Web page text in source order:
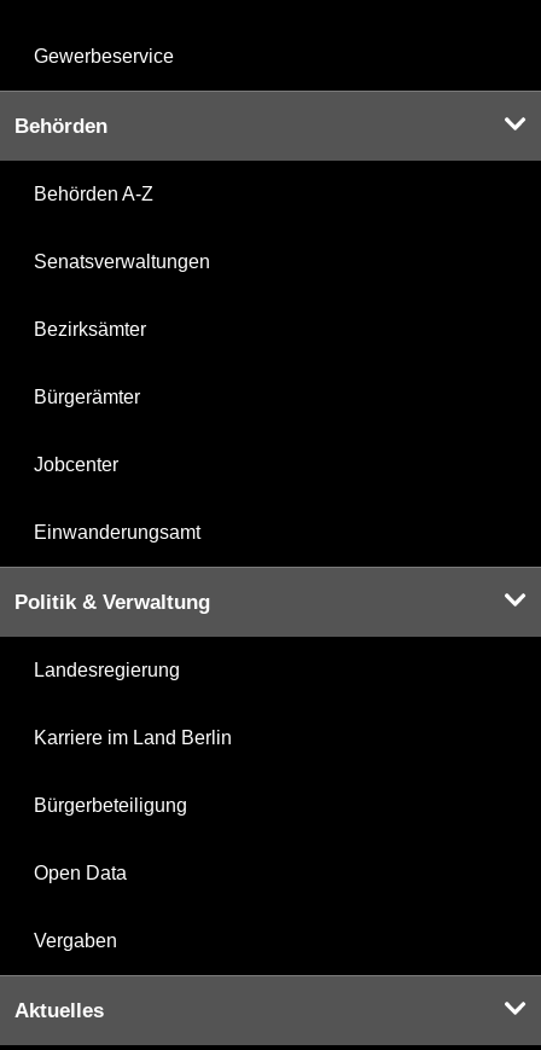
Gewerbeservice
Behörden
Behörden A-Z
Senatsverwaltungen
Bezirksämter
Bürgerämter
Jobcenter
Einwanderungsamt
Politik & Verwaltung
Landesregierung
Karriere im Land Berlin
Bürgerbeteiligung
Open Data
Vergaben
Aktuelles